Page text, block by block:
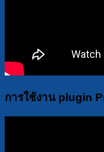
การใช้งาน plugin